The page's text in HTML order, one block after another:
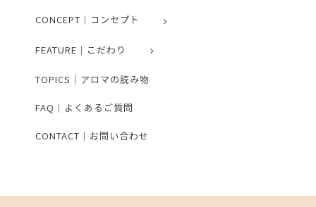
CONCEPT｜コンセプト
FEATURE｜こだわり
TOPICS｜アロマの読み物
FAQ｜よくあるご質問
CONTACT｜お問い合わせ